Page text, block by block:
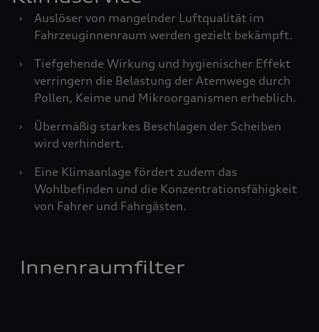
›
Auslöser von mangelnder Luftqualität im
Fahrzeuginnenraum werden gezielt bekämpft.
›
Tiefgehende Wirkung und hygienischer Effekt
verringern die Belastung der Atemwege durch
Pollen, Keime und Mikroorganismen erheblich.
›
Übermäßig starkes Beschlagen der Scheiben
wird verhindert.
›
Eine Klimaanlage fördert zudem das
Wohlbefinden und die Konzentrationsfähigkeit
von Fahrer und Fahrgästen.
Innenraumfilter